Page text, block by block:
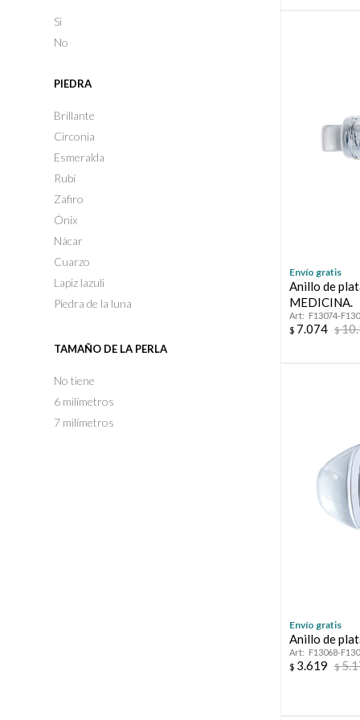
Envío gratis
Anillo de
MEDICINA.
F13074-
$ 7.074 $
Envío gratis
Anillo de
F13068-
$ 3.619 $
Si
No
PIEDRA
Brillante
Circonia
Esmeralda
Rubí
Zafiro
Ónix
Nácar
Cuarzo
Lapiz lazuli
Piedra de la luna
TAMAÑO DE LA PERLA
No tiene
6 milímetros
7 milímetros